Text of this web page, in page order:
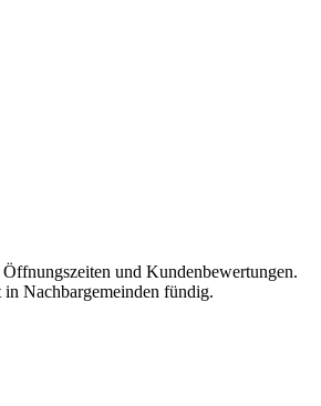
und Kundenbewertungen.
Nachbargemeinden fündig.